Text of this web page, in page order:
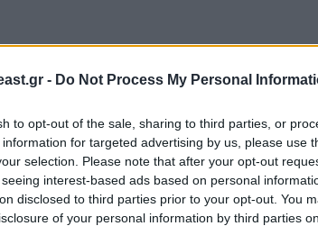
- Do Not Process My Personal
to opt-out of the sale, sharing to third parties, or
for targeted advertising by us, please use
selection. Please note that after your opt-out
interest-based ads based on personal
disclosed to third parties prior to your opt-out. You
of your personal information by third parties